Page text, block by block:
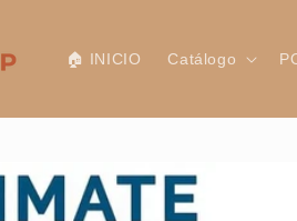
🏠 INICIO Catálogo